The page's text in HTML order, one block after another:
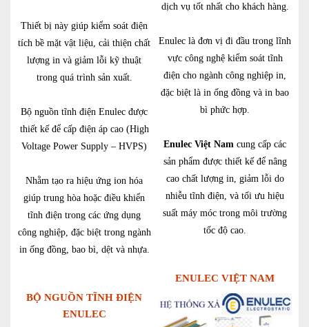
Thiết bị này giúp kiểm soát điện
tích bề mặt vật liệu, cải thiện chất
lượng in và giảm lỗi kỹ thuật
trong quá trình sản xuất.
Bộ nguồn tĩnh điện Enulec được
thiết kế để cấp điện áp cao (High
Voltage Power Supply – HVPS)
Nhằm tạo ra hiệu ứng ion hóa
giúp trung hòa hoặc điều khiển
tĩnh điện trong các ứng dụng
công nghiệp, đặc biệt trong ngành
in ống đồng, bao bì, dệt và nhựa.
BỘ NGUỒN TĨNH ĐIỆN
ENULEC
dịch vụ tốt nhất cho khách hàng.
Enulec là đơn vị đi đầu trong lĩnh
vực công nghệ kiểm soát tĩnh
điện cho ngành công nghiệp in,
đặc biệt là in ống đồng và in bao
bì phức hợp.
Enulec Việt Nam cung cấp các
sản phẩm được thiết kế để nâng
cao chất lượng in, giảm lỗi do
nhiễu tĩnh điện, và tối ưu hiệu
suất máy móc trong môi trường
tốc độ cao.
ENULEC VIỆT NAM